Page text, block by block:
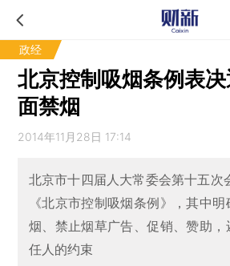
政经
北京控制吸烟条例表
面禁烟
2014年11月28日 17:14
北京市十四届人大常委会第十五次
《北京市控制吸烟条例》，其中
烟、禁止烟草广告、促销、赞助
任人的约束